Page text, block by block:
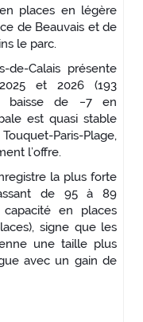
places en légère
de Beauvais et de
le parc.
de-Calais présente
et 2026 (193
baisse de −7 en
est quasi stable
Paris-Plage,
l’offre.
la plus forte
de 95 à 89
capacité en places
signe que les
une taille plus
avec un gain de